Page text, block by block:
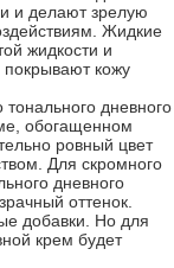
и делают зрелую
Жидкие
жидкости и
кожу
дневного
обогащенном
ровный цвет
Для скромного
дневного
оттенок.
добавки. Но для
крем будет